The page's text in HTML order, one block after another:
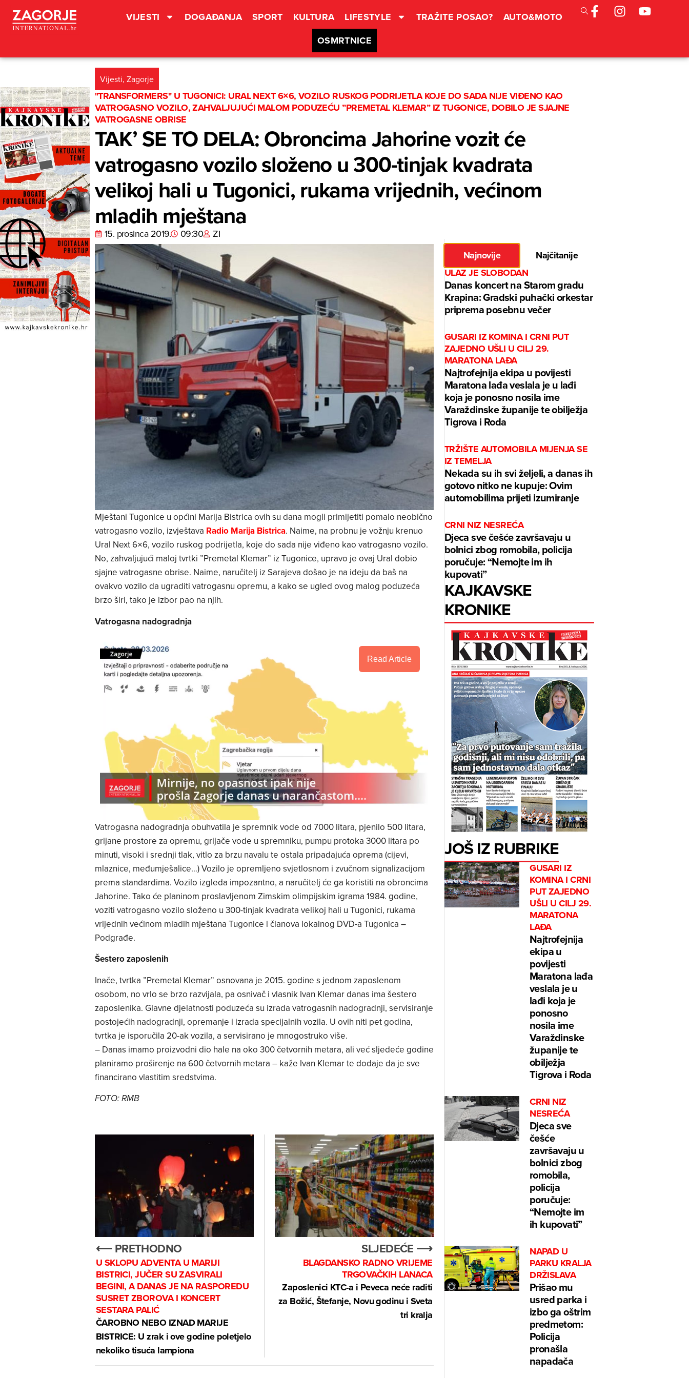
VIJESTI DOGAĐANJA SPORT KULTURA LIFESTYLE TRAŽITE POSAO?
AUTO&MOTO
OSMRTNICE
Vijesti, Zagorje
"TRANSFORMERS" U TUGONICI: URAL NEXT 6×6, VOZILO RUSKOG PODRIJETLA KOJE DO SADA NIJE VIĐENO KAO
VATROGASNO VOZILO, ZAHVALJUJUĆI MALOM PODUZEĆU ”PREMETAL KLEMAR” IZ TUGONICE, DOBILO JE SJAJNE
VATROGASNE OBRISE
TAK’ SE TO DELA: Obroncima Jahorine vozit će
vatrogasno vozilo složeno u 300-tinjak kvadrata
velikoj hali u Tugonici, rukama vrijednih, većinom
mladih mještana
15. prosinca 2019. 09:30 ZI
Mještani Tugonice u općini Marija Bistrica ovih su dana mogli primijetiti pomalo neobično
vatrogasno vozilo, izvještava Radio Marija Bistrica. Naime, na probnu je vožnju krenuo
Ural Next 6×6, vozilo ruskog podrijetla, koje do sada nije viđeno kao vatrogasno vozilo.
No, zahvaljujući maloj tvrtki ”Premetal Klemar” iz Tugonice, upravo je ovaj Ural dobio
sjajne vatrogasne obrise. Naime, naručitelj iz Sarajeva došao je na ideju da baš na
ovakvo vozilo da ugraditi vatrogasnu opremu, a kako se ugled ovog malog poduzeća
brzo širi, tako je izbor pao na njih.
Vatrogasna nadogradnja
Read Article
Vatrogasna nadogradnja obuhvatila je spremnik vode od 7000 litara, pjenilo 500 litara,
grijane prostore za opremu, grijače vode u spremniku, pumpu protoka 3000 litara po
minuti, visoki i srednji tlak, vitlo za brzu navalu te ostala pripadajuća oprema (cijevi,
mlaznice, međumješalice…) Vozilo je opremljeno svjetlosnom i zvučnom signalizacijom
prema standardima. Vozilo izgleda impozantno, a naručitelj će ga koristiti na obroncima
Jahorine. Tako će planinom proslavljenom Zimskim olimpijskim igrama 1984. godine,
voziti vatrogasno vozilo složeno u 300-tinjak kvadrata velikoj hali u Tugonici, rukama
vrijednih većinom mladih mještana Tugonice i članova lokalnog DVD-a Tugonica –
Podgrađe.
Šestero zaposlenih
Inače, tvrtka ”Premetal Klemar” osnovana je 2015. godine s jednom zaposlenom
osobom, no vrlo se brzo razvijala, pa osnivač i vlasnik Ivan Klemar danas ima šestero
zaposlenika. Glavne djelatnosti poduzeća su izrada vatrogasnih nadogradnji, servisiranje
postojećih nadogradnji, opremanje i izrada specijalnih vozila. U ovih niti pet godina,
tvrtka je isporučila 20-ak vozila, a servisirano je mnogostruko više.
– Danas imamo proizvodni dio hale na oko 300 četvornih metara, ali već sljedeće godine
planiramo proširenje na 600 četvornih metara – kaže Ivan Klemar te dodaje da je sve
financirano vlastitim sredstvima.
FOTO: RMB
⟵ PRETHODNO
U SKLOPU ADVENTA U MARIJI
BISTRICI, JUČER SU ZASVIRALI
BEGINI, A DANAS JE NA RASPOREDU
SUSRET ZBOROVA I KONCERT
SESTARA PALIĆ
ČAROBNO NEBO IZNAD MARIJE
BISTRICE: U zrak i ove godine poletjelo
nekoliko tisuća lampiona
SLJEDEĆE ⟶
BLAGDANSKO RADNO VRIJEME
TRGOVAČKIH LANACA
Zaposlenici KTC-a i Peveca neće raditi
za Božić, Štefanje, Novu godinu i Sveta
tri kralja
Najnovije
Najčitanije
ULAZ JE SLOBODAN
Danas koncert na Starom gradu
Krapina: Gradski puhački orkestar
priprema posebnu večer
GUSARI IZ KOMINA I CRNI PUT
ZAJEDNO UŠLI U CILJ 29.
MARATONA LAĐA
Najtrofejnija ekipa u povijesti
Maratona lađa veslala je u lađi
koja je ponosno nosila ime
Varaždinske županije te obilježja
Tigrova i Roda
TRŽIŠTE AUTOMOBILA MIJENJA SE
IZ TEMELJA
Nekada su ih svi željeli, a danas ih
gotovo nitko ne kupuje: Ovim
automobilima prijeti izumiranje
CRNI NIZ NESREĆA
Djeca sve češće završavaju u
bolnici zbog romobila, policija
poručuje: “Nemojte im ih
kupovati”
KAJKAVSKE
KRONIKE
JOŠ IZ RUBRIKE
GUSARI IZ
KOMINA I CRNI
PUT ZAJEDNO
UŠLI U CILJ 29.
MARATONA
LAĐA
Najtrofejnija
ekipa u
povijesti
Maratona lađa
veslala je u
lađi koja je
ponosno
nosila ime
Varaždinske
županije te
obilježja
Tigrova i Roda
CRNI NIZ
NESREĆA
Djeca sve
češće
završavaju u
bolnici zbog
romobila,
policija
poručuje:
“Nemojte im
ih kupovati”
NAPAD U
PARKU KRALJA
DRŽISLAVA
Prišao mu
usred parka i
izbo ga oštrim
predmetom:
Policija
pronašla
napadača